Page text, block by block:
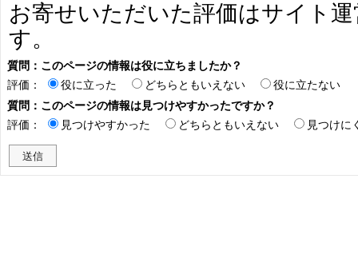
お寄せいただいた評価はサイト
す。
質問：このページの情報は役に立ちましたか？
評価：
役に立った どちらともいえない
役に立たない
質問：このページの情報は見つけやすかったですか？
評価：
見つけやすかった どちらともいえない 見つけに